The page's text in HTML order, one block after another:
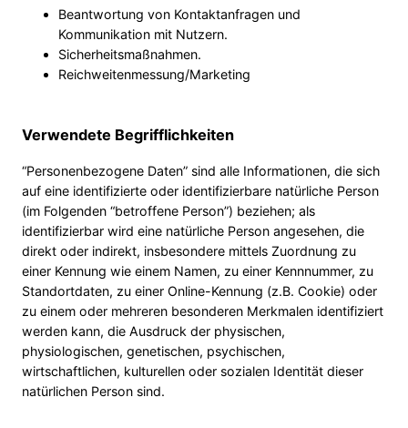
Beantwortung von Kontaktanfragen und
Kommunikation mit Nutzern.
Sicherheitsmaßnahmen.
Reichweitenmessung/Marketing
Verwendete Begrifflichkeiten
“Personenbezogene Daten” sind alle Informationen, die sich
auf eine identifizierte oder identifizierbare natürliche Person
(im Folgenden “betroffene Person”) beziehen; als
identifizierbar wird eine natürliche Person angesehen, die
direkt oder indirekt, insbesondere mittels Zuordnung zu
einer Kennung wie einem Namen, zu einer Kennnummer, zu
Standortdaten, zu einer Online-Kennung (z.B. Cookie) oder
zu einem oder mehreren besonderen Merkmalen identifiziert
werden kann, die Ausdruck der physischen,
physiologischen, genetischen, psychischen,
wirtschaftlichen, kulturellen oder sozialen Identität dieser
natürlichen Person sind.